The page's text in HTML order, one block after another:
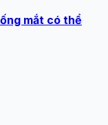
mắt có thể